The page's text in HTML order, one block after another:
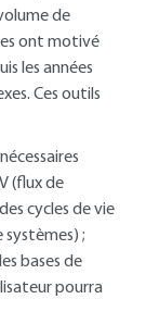
de
ont motivé
les années
Ces outils
(flux de
cycles de vie
;
bases de
pourra